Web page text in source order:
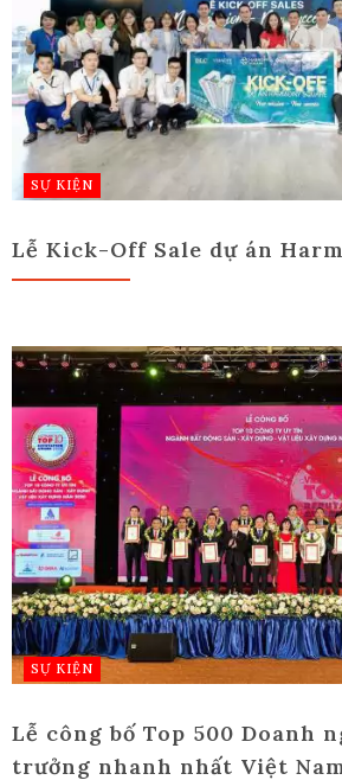
SỰ KIỆN
Lễ Kick-Off Sale dự án
SỰ KIỆN
Lễ công bố Top 500 Doanh
trưởng nhanh nhất Việt